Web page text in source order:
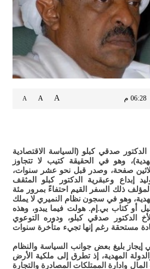
A
A
A
صدقي كبلو (السياسة الاقتصادية
وهو في الحقيقة كتيب لا تتجاوز
صفحة، وصدر قبل نحو عشر سنوات،
إبداع وعبقرية الدكتور كبلو المثقف
ذلك السفر القيم احتفاءً بمرور مئة
وهو في سجون نظام النميري لا يملك
أو كتاب بي.إم. هولت فيما يبدو، وهذه
الدكتور صدقي كبلو، ودوره التوعوي
مستحقة رغم إنها تجيء متأخرة سنوات
بليغ بعض جوانب السياسة والنظام
المهدية، إذ تطرق إلى ملكية الأرض
المال وادارة الممتلكات المصادرة والتجارة